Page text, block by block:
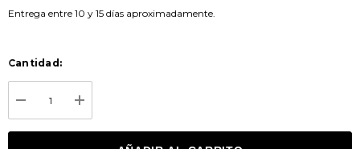
Entrega entre 10 y 15 días aproximadamente.
Stock
actual:
Cantidad:
DISMINUIR CANTIDAD:
AUMENTAR CANTIDAD: